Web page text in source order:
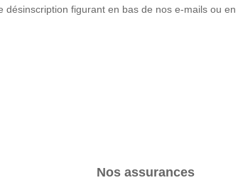
figurant en bas de nos e-mails ou
Nos assurances